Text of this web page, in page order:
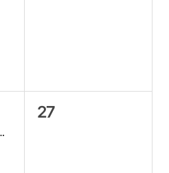
홈쇼핑
27